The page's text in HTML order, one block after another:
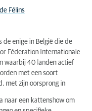
Félins
de enige in België die de
Féderation Internationale
waarbij 40 landen actief
met een soort
met zijn oorsprong in
naar een kattenshow om